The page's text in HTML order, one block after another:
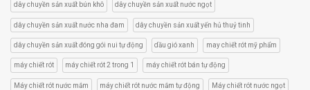
dây chuyền sản xuất bún khô dây chuyền sản xuất nước ngọt
dây chuyền sản xuất nước nha đam dây chuyền sản xuất yến hủ thuỷ tinh
dây chuyền sản xuất đóng gói nui tự động dầu gió xanh may chiết rót mỹ phẩm
máy chiết rót máy chiết rót 2 trong 1 máy chiết rót bán tự động
Máy chiết rót nước mắm máy chiết rót nước mắm tự động Máy chiết rót nước ngọt